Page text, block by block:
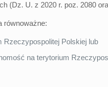
(Dz. U. z 2020 r. poz. 2080
równoważne:
Rzeczypospolitej Polskiej lub
na terytorium